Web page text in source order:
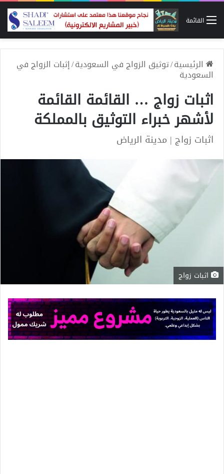
القائمة
الرئيسية/توثيق الزواج في السعودية/إثبات الزواج في
السعودية
اثبات زواج … القائمة القائمة
لأشهر خبراء التوثيق بالمملكة
اثبات زواج | مدينة الرياض
اثبات زواج